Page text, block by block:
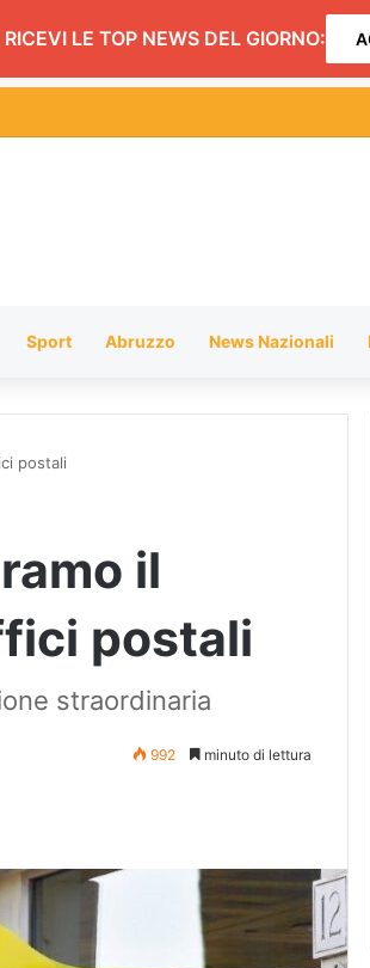
LE TOP NEWS DEL GIORNO:
il ritiro del project financing, ora politiche per i
Sport Abruzzo News Nazionali
postali
il
postali
straordinaria
992 minuto di lettura